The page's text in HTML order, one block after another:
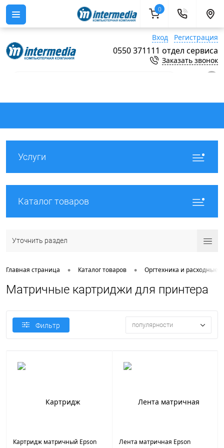
Вход Регистрация
0550 371111 отдел сервиса
Заказать звонок
Услуги
Каталог товаров
Уточнить раздел
Главная страница • Каталог товаров • Оргтехника и расходные
Матричные картриджи для принтера
Фильтр популярности
Картридж матричный Epson
Лента матричная Epson
0